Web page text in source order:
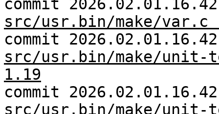
commit
src/usr.bin/make/var.c
commit
src/usr.bin/make/unit-
1.19
commit
src/usr.bin/make/unit-